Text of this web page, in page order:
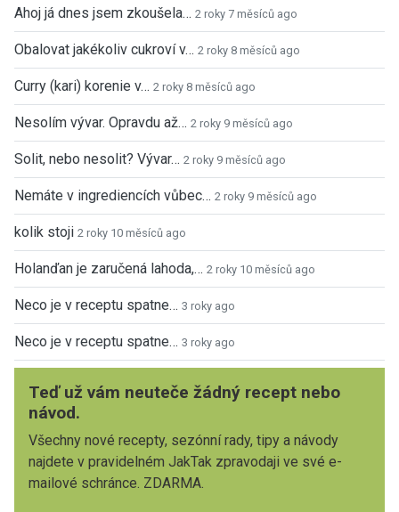
Ahoj já dnes jsem zkoušela… 2 roky 7 měsíců ago
Obalovat jakékoliv cukroví v… 2 roky 8 měsíců ago
Curry (kari) korenie v… 2 roky 8 měsíců ago
Nesolím vývar. Opravdu až… 2 roky 9 měsíců ago
Solit, nebo nesolit? Vývar… 2 roky 9 měsíců ago
Nemáte v ingrediencích vůbec… 2 roky 9 měsíců ago
kolik stoji 2 roky 10 měsíců ago
Holanďan je zaručená lahoda,… 2 roky 10 měsíců ago
Neco je v receptu spatne… 3 roky ago
Neco je v receptu spatne… 3 roky ago
Teď už vám neuteče žádný recept nebo
návod.
Všechny nové recepty, sezónní rady, tipy a návody
najdete v pravidelném JakTak zpravodaji ve své e-
mailové schránce. ZDARMA.